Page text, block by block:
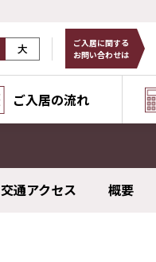
大
ご入居に関する
お問い合わせは
ご入居の流れ
交通アクセス 概要